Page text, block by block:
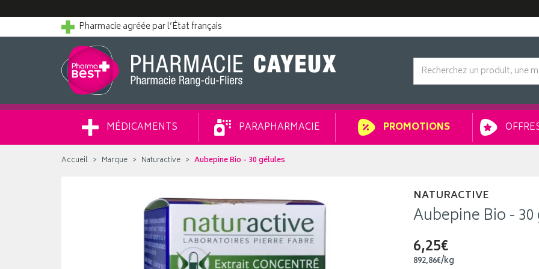
Pharmacie agréée par l’État français
MÉDICAMENTS PARAPHARMACIE PROMOTIONS
Accueil Marque Naturactive Aubepine Bio - 30 gélules
NATURACTIVE
Aubepine Bio -
6,25€
892,86€/kg